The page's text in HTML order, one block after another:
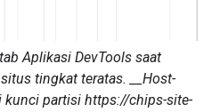
Aplikasi DevTools saat
tingkat teratas. __Host-
partisi https://chips-site-